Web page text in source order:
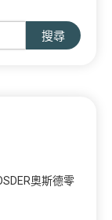
搜尋
奧斯德零